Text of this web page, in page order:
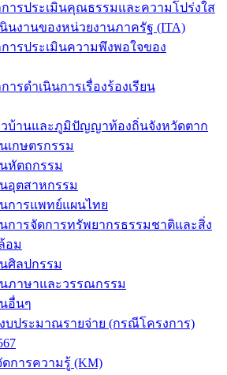
การประเมินคุณธรรมและความโปร่งใส
นงานของหน่วยงานภาครัฐ (ITA)
ารประเมินความพึงพอใจของ
ารดำเนินการเรื่องร้องเรียน
บ้านและภูมิปัญญาท้องถิ่นจังหวัดตาก
เกษตรกรรม
หัตถกรรม
อุตสาหกรรม
การแพทย์แผนไทย
การจัดการทรัพยากรธรรมชาติและสิ่ง
อม
ศิลปกรรม
ภาษาและวรรณกรรม
อื่นๆ
บประมาณรายจ่าย (กรณีโครงการ)
การความรู้ (KM)